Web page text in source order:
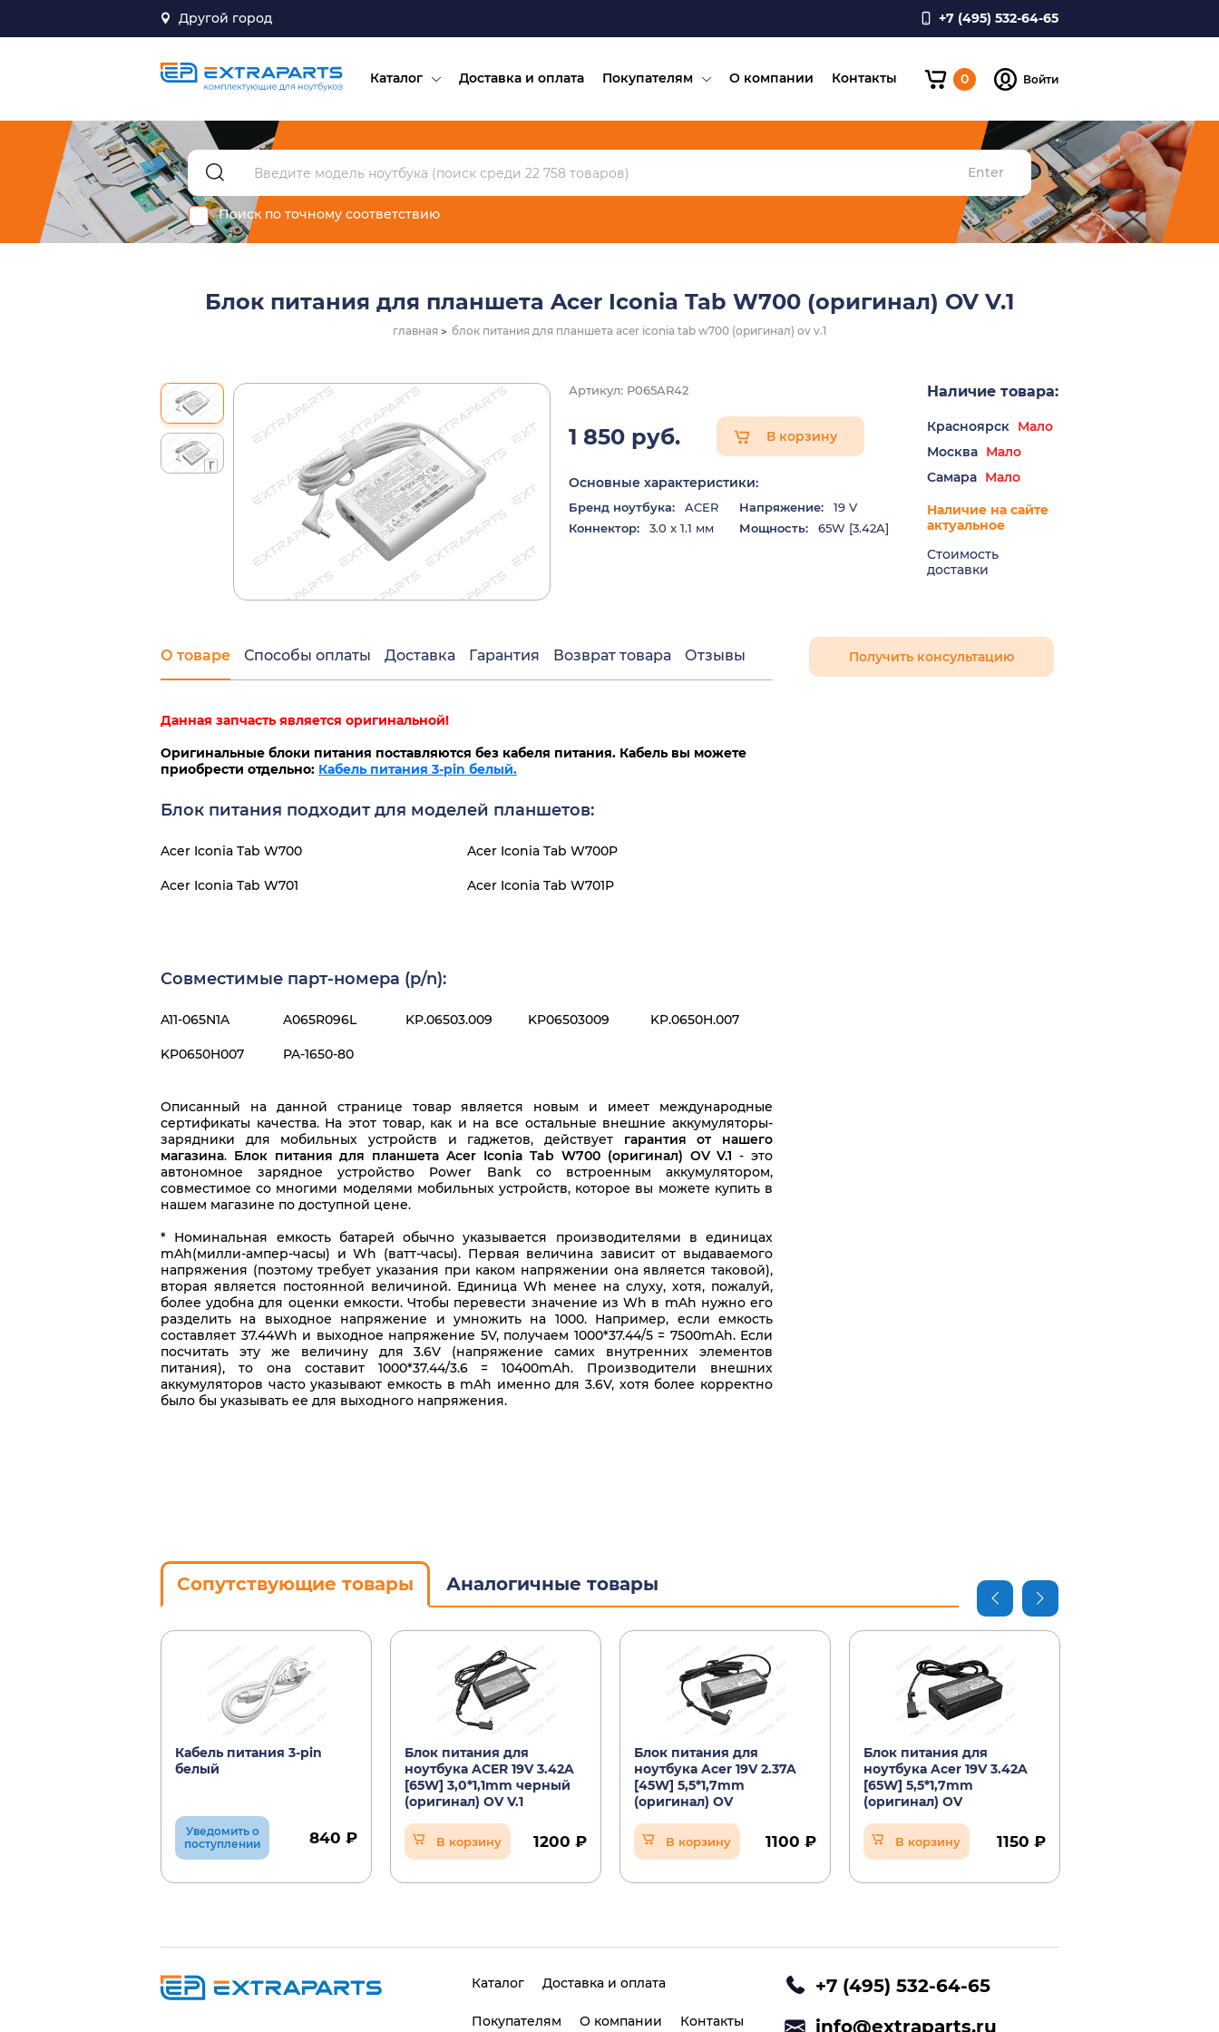
Другой город +7 (495) 532-64-65
Каталог Доставка и оплата Покупателям О компании Контакты 0 Войти
Enter
Поиск по точному соответствию
Блок питания для планшета Acer Iconia Tab W700 (оригинал) OV V.1
главная блок питания для планшета acer iconia tab w700 (оригинал) ov v.1
Артикул: P065AR42
1 850 руб. В корзину
Основные характеристики:
Бренд ноутбука: ACER Напряжение:
19 V
Коннектор:
3.0 x 1.1 мм Мощность: 65W [3.42A]
Наличие товара:
Красноярск Мало
Москва Мало
Самара Мало
Наличие на сайте
актуальное
Стоимость
доставки
О товаре Способы оплаты Доставка Гарантия Возврат товара Отзывы
Данная запчасть является оригинальной!
Оригинальные блоки питания поставляются без кабеля питания. Кабель вы можете
приобрести отдельно: Кабель питания 3-pin белый.
Блок питания подходит для моделей планшетов:
Acer Iconia Tab W700 Acer Iconia Tab W700P
Acer Iconia Tab W701 Acer Iconia Tab W701P
Совместимые парт-номера (p/n):
A11-065N1A A065R096L KP.06503.009 KP06503009 KP.0650H.007
KP0650H007 PA-1650-80
Описанный на данной странице товар является новым и имеет международные
сертификаты качества. На этот товар, как и на все остальные внешние аккумуляторы-
зарядники для мобильных устройств и гаджетов, действует гарантия от нашего
магазина. Блок питания для планшета Acer Iconia Tab W700 (оригинал) OV V.1 - это
автономное зарядное устройство Power Bank со встроенным аккумулятором,
совместимое со многими моделями мобильных устройств, которое вы можете купить в
нашем магазине по доступной цене.
* Номинальная емкость батарей обычно указывается производителями в единицах
mAh(милли-ампер-часы) и Wh (ватт-часы). Первая величина зависит от выдаваемого
напряжения (поэтому требует указания при каком напряжении она является таковой),
вторая является постоянной величиной. Единица Wh менее на слуху, хотя, пожалуй,
более удобна для оценки емкости. Чтобы перевести значение из Wh в mAh нужно его
разделить на выходное напряжение и умножить на 1000. Например, если емкость
составляет 37.44Wh и выходное напряжение 5V, получаем 1000*37.44/5 = 7500mAh. Если
посчитать эту же величину для 3.6V (напряжение самих внутренних элементов
питания), то она составит 1000*37.44/3.6 = 10400mAh. Производители внешних
аккумуляторов часто указывают емкость в mAh именно для 3.6V, хотя более корректно
было бы указывать ее для выходного напряжения.
Получить консультацию
Сопутствующие товары Аналогичные товары
Кабель питания 3-pin
белый
Уведомить о
поступлении
840 ₽
Блок питания для
ноутбука ACER 19V 3.42A
[65W] 3,0*1,1mm черный
(оригинал) OV V.1
В корзину 1200 ₽
Блок питания для
ноутбука Acer 19V 2.37A
[45W] 5,5*1,7mm
(оригинал) OV
В корзину 1100 ₽
Блок питания для
ноутбука Acer 19V 3.42A
[65W] 5,5*1,7mm
(оригинал) OV
В корзину 1150 ₽
Каталог Доставка и оплата
Покупателям О компании Контакты
+7 (495) 532-64-65
info@extraparts.ru